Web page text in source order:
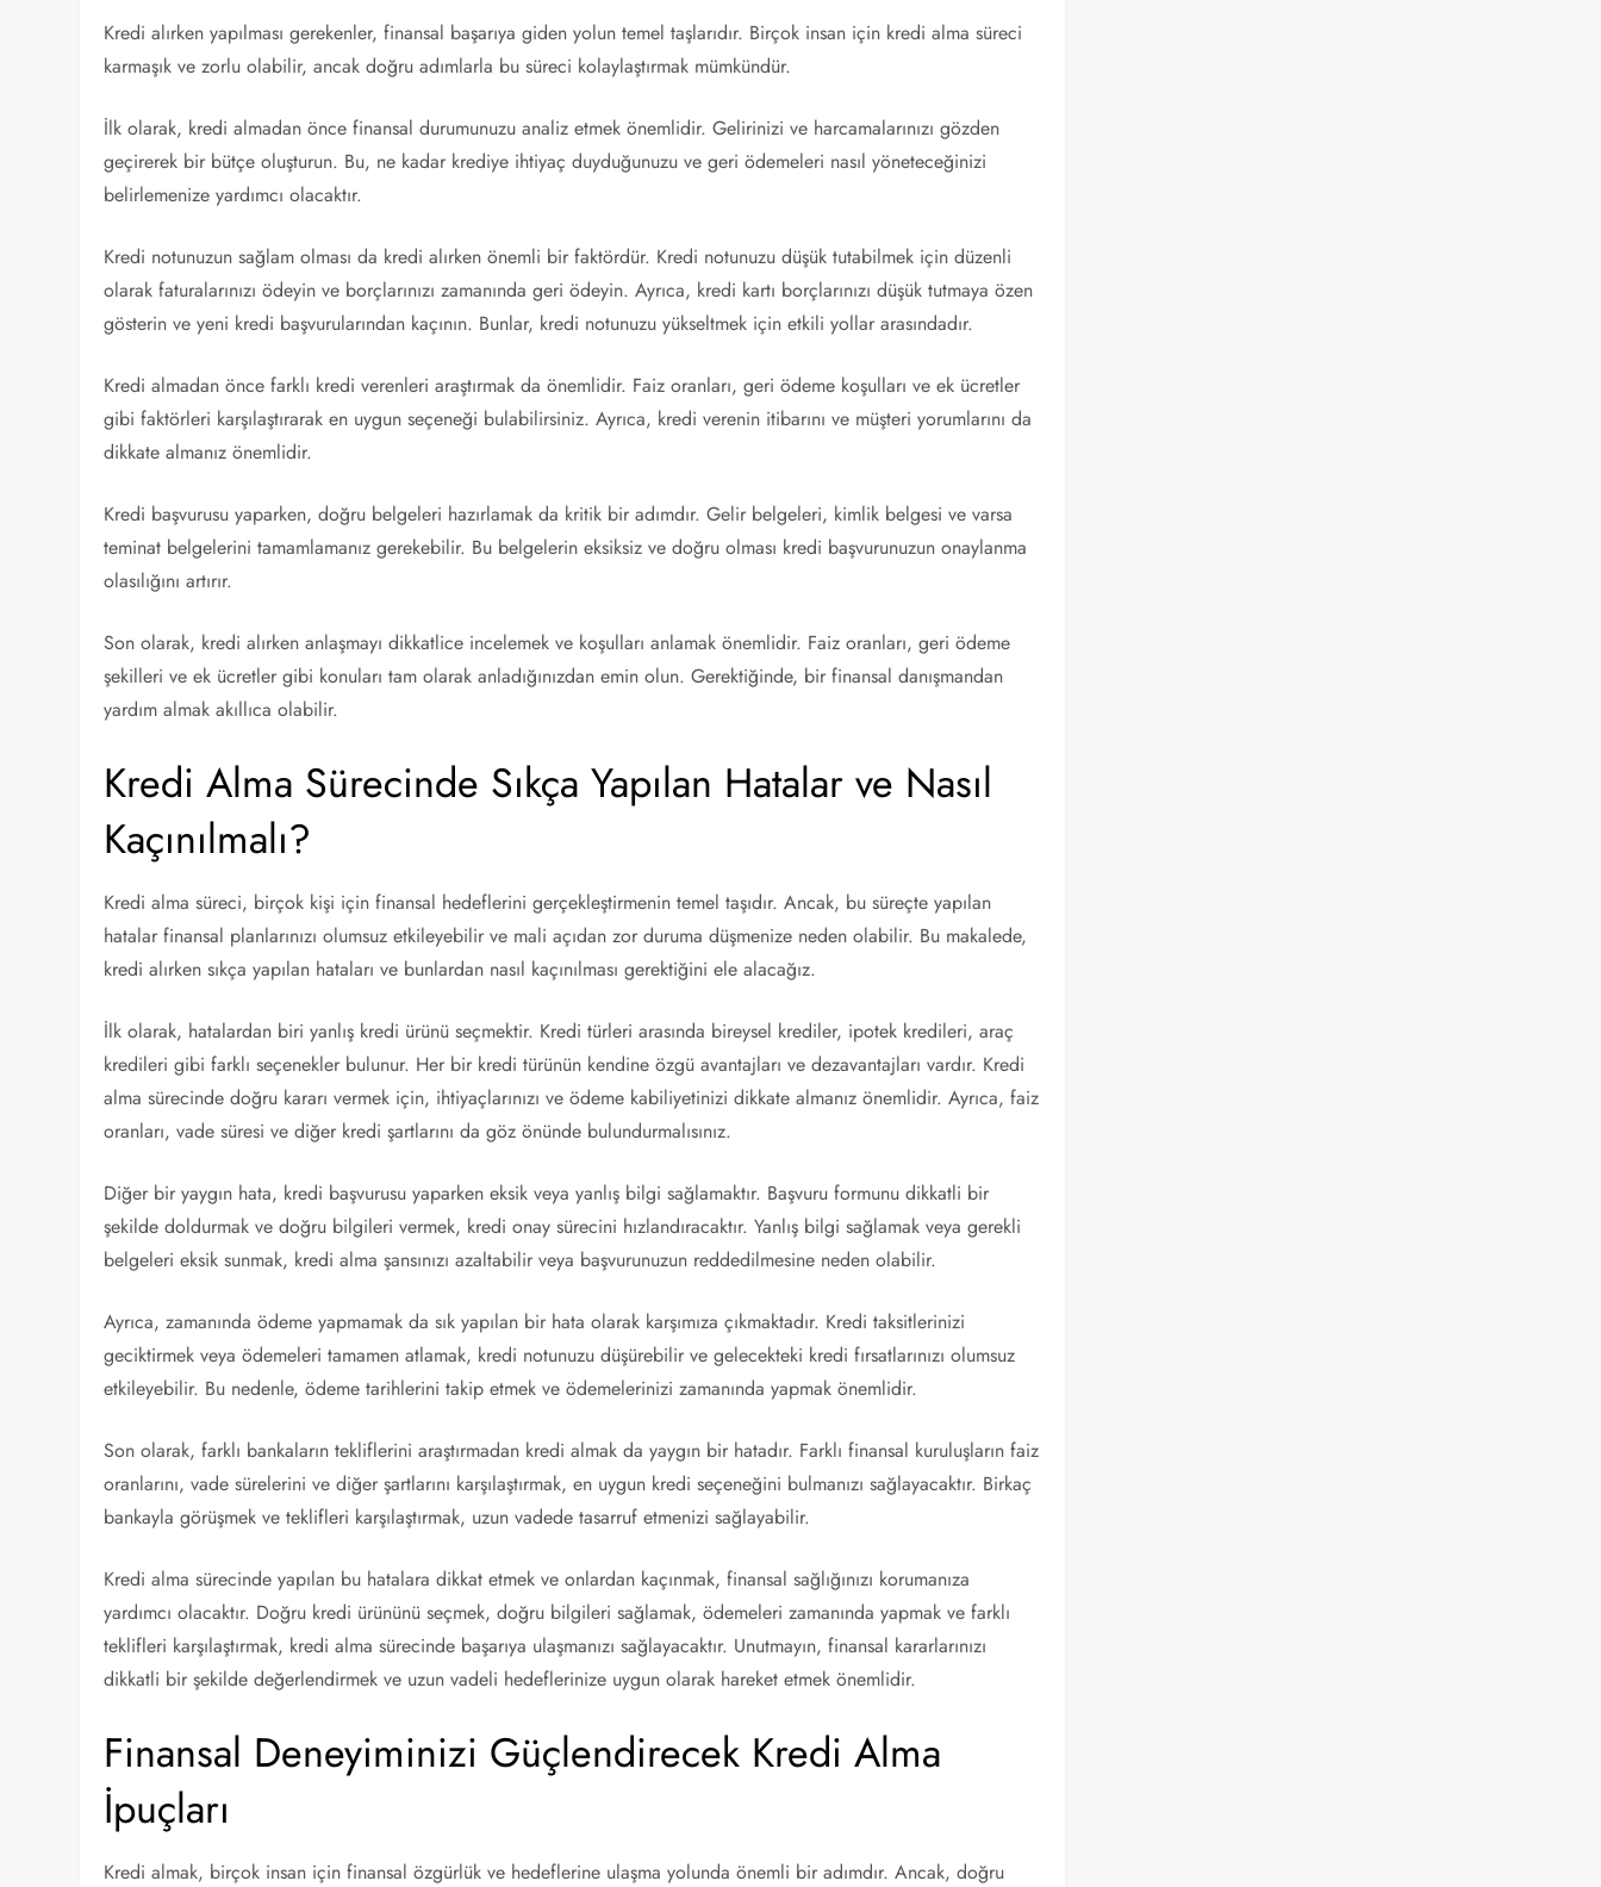
Kredi alırken yapılması gerekenler, finansal başarıya giden yolun temel taşlarıdır. Birçok insan için kredi alma süreci
karmaşık ve zorlu olabilir, ancak doğru adımlarla bu süreci kolaylaştırmak mümkündür.
İlk olarak, kredi almadan önce finansal durumunuzu analiz etmek önemlidir. Gelirinizi ve harcamalarınızı gözden
geçirerek bir bütçe oluşturun. Bu, ne kadar krediye ihtiyaç duyduğunuzu ve geri ödemeleri nasıl yöneteceğinizi
belirlemenize yardımcı olacaktır.
Kredi notunuzun sağlam olması da kredi alırken önemli bir faktördür. Kredi notunuzu düşük tutabilmek için düzenli
olarak faturalarınızı ödeyin ve borçlarınızı zamanında geri ödeyin. Ayrıca, kredi kartı borçlarınızı düşük tutmaya özen
gösterin ve yeni kredi başvurularından kaçının. Bunlar, kredi notunuzu yükseltmek için etkili yollar arasındadır.
Kredi almadan önce farklı kredi verenleri araştırmak da önemlidir. Faiz oranları, geri ödeme koşulları ve ek ücretler
gibi faktörleri karşılaştırarak en uygun seçeneği bulabilirsiniz. Ayrıca, kredi verenin itibarını ve müşteri yorumlarını da
dikkate almanız önemlidir.
Kredi başvurusu yaparken, doğru belgeleri hazırlamak da kritik bir adımdır. Gelir belgeleri, kimlik belgesi ve varsa
teminat belgelerini tamamlamanız gerekebilir. Bu belgelerin eksiksiz ve doğru olması kredi başvurunuzun onaylanma
olasılığını artırır.
Son olarak, kredi alırken anlaşmayı dikkatlice incelemek ve koşulları anlamak önemlidir. Faiz oranları, geri ödeme
şekilleri ve ek ücretler gibi konuları tam olarak anladığınızdan emin olun. Gerektiğinde, bir finansal danışmandan
yardım almak akıllıca olabilir.
Kredi Alma Sürecinde Sıkça Yapılan Hatalar ve Nasıl
Kaçınılmalı?
Kredi alma süreci, birçok kişi için finansal hedeflerini gerçekleştirmenin temel taşıdır. Ancak, bu süreçte yapılan
hatalar finansal planlarınızı olumsuz etkileyebilir ve mali açıdan zor duruma düşmenize neden olabilir. Bu makalede,
kredi alırken sıkça yapılan hataları ve bunlardan nasıl kaçınılması gerektiğini ele alacağız.
İlk olarak, hatalardan biri yanlış kredi ürünü seçmektir. Kredi türleri arasında bireysel krediler, ipotek kredileri, araç
kredileri gibi farklı seçenekler bulunur. Her bir kredi türünün kendine özgü avantajları ve dezavantajları vardır. Kredi
alma sürecinde doğru kararı vermek için, ihtiyaçlarınızı ve ödeme kabiliyetinizi dikkate almanız önemlidir. Ayrıca, faiz
oranları, vade süresi ve diğer kredi şartlarını da göz önünde bulundurmalısınız.
Diğer bir yaygın hata, kredi başvurusu yaparken eksik veya yanlış bilgi sağlamaktır. Başvuru formunu dikkatli bir
şekilde doldurmak ve doğru bilgileri vermek, kredi onay sürecini hızlandıracaktır. Yanlış bilgi sağlamak veya gerekli
belgeleri eksik sunmak, kredi alma şansınızı azaltabilir veya başvurunuzun reddedilmesine neden olabilir.
Ayrıca, zamanında ödeme yapmamak da sık yapılan bir hata olarak karşımıza çıkmaktadır. Kredi taksitlerinizi
geciktirmek veya ödemeleri tamamen atlamak, kredi notunuzu düşürebilir ve gelecekteki kredi fırsatlarınızı olumsuz
etkileyebilir. Bu nedenle, ödeme tarihlerini takip etmek ve ödemelerinizi zamanında yapmak önemlidir.
Son olarak, farklı bankaların tekliflerini araştırmadan kredi almak da yaygın bir hatadır. Farklı finansal kuruluşların faiz
oranlarını, vade sürelerini ve diğer şartlarını karşılaştırmak, en uygun kredi seçeneğini bulmanızı sağlayacaktır. Birkaç
bankayla görüşmek ve teklifleri karşılaştırmak, uzun vadede tasarruf etmenizi sağlayabilir.
Kredi alma sürecinde yapılan bu hatalara dikkat etmek ve onlardan kaçınmak, finansal sağlığınızı korumanıza
yardımcı olacaktır. Doğru kredi ürününü seçmek, doğru bilgileri sağlamak, ödemeleri zamanında yapmak ve farklı
teklifleri karşılaştırmak, kredi alma sürecinde başarıya ulaşmanızı sağlayacaktır. Unutmayın, finansal kararlarınızı
dikkatli bir şekilde değerlendirmek ve uzun vadeli hedeflerinize uygun olarak hareket etmek önemlidir.
Finansal Deneyiminizi Güçlendirecek Kredi Alma
İpuçları
Kredi almak, birçok insan için finansal özgürlük ve hedeflerine ulaşma yolunda önemli bir adımdır. Ancak, doğru